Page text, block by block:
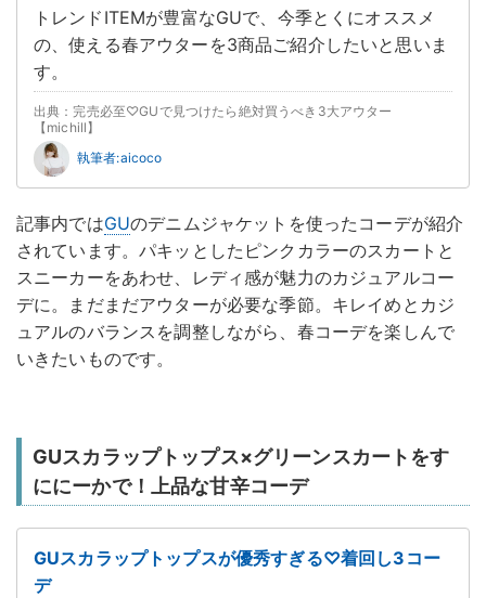
トレンドITEMが豊富なGUで、今季とくにオススメ
の、使える春アウターを3商品ご紹介したいと思いま
す。
出典：完売必至♡GUで見つけたら絶対買うべき3大アウター
【michill】
執筆者:aicoco
記事内ではGUのデニムジャケットを使ったコーデが紹介
されています。パキッとしたピンクカラーのスカートと
スニーカーをあわせ、レディ感が魅力のカジュアルコー
デに。まだまだアウターが必要な季節。キレイめとカジ
ュアルのバランスを調整しながら、春コーデを楽しんで
いきたいものです。
GUスカラップトップス×グリーンスカートをす
ににーかで！上品な甘辛コーデ
GUスカラップトップスが優秀すぎる♡着回し3コー
デ